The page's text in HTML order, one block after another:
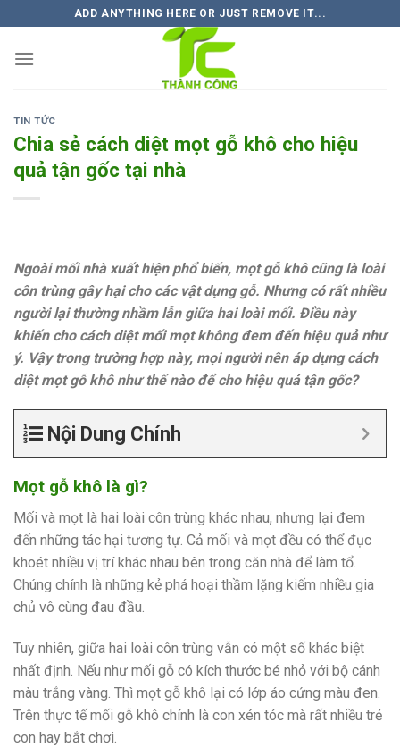
to
content
ADD ANYTHING HERE OR JUST REMOVE IT...
TIN TỨC
Chia sẻ cách diệt mọt gỗ khô cho hiệu
quả tận gốc tại nhà
Ngoài mối nhà xuất hiện phổ biến, mọt gỗ khô cũng là loài
côn trùng gây hại cho các vật dụng gỗ. Nhưng có rất nhiều
người lại thường nhầm lẫn giữa hai loài mối. Điều này
khiến cho cách diệt mối mọt không đem đến hiệu quả như
ý. Vậy trong trường hợp này, mọi người nên áp dụng cách
diệt mọt gỗ khô như thế nào để cho hiệu quả tận gốc?
Nội Dung Chính
Mọt gỗ khô là gì?
Mối và mọt là hai loài côn trùng khác nhau, nhưng lại đem
đến những tác hại tương tự. Cả mối và mọt đều có thể đục
khoét nhiều vị trí khác nhau bên trong căn nhà để làm tổ.
Chúng chính là những kẻ phá hoại thầm lặng kiếm nhiều gia
chủ vô cùng đau đầu.
Tuy nhiên, giữa hai loài côn trùng vẫn có một số khác biệt
nhất định. Nếu như mối gỗ có kích thước bé nhỏ với bộ cánh
màu trắng vàng. Thì mọt gỗ khô lại có lớp áo cứng màu đen.
Trên thực tế mối gỗ khô chính là con xén tóc mà rất nhiều trẻ
con hay bắt chơi.